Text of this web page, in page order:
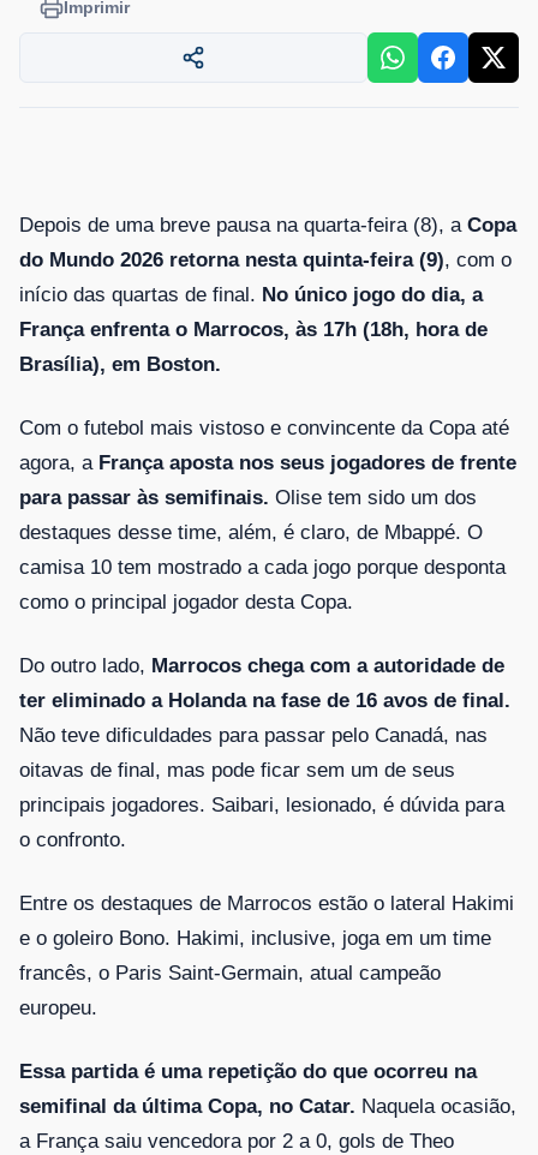
Imprimir
Depois de uma breve pausa na quarta-feira (8), a Copa
do Mundo 2026 retorna nesta quinta-feira (9), com o
início das quartas de final. No único jogo do dia, a
França enfrenta o Marrocos, às 17h (18h, hora de
Brasília), em Boston.
Com o futebol mais vistoso e convincente da Copa até
agora, a França aposta nos seus jogadores de frente
para passar às semifinais. Olise tem sido um dos
destaques desse time, além, é claro, de Mbappé. O
camisa 10 tem mostrado a cada jogo porque desponta
como o principal jogador desta Copa.
Do outro lado, Marrocos chega com a autoridade de
ter eliminado a Holanda na fase de 16 avos de final.
Não teve dificuldades para passar pelo Canadá, nas
oitavas de final, mas pode ficar sem um de seus
principais jogadores. Saibari, lesionado, é dúvida para
o confronto.
Entre os destaques de Marrocos estão o lateral Hakimi
e o goleiro Bono. Hakimi, inclusive, joga em um time
francês, o Paris Saint-Germain, atual campeão
europeu.
Essa partida é uma repetição do que ocorreu na
semifinal da última Copa, no Catar. Naquela ocasião,
a França saiu vencedora por 2 a 0, gols de Theo